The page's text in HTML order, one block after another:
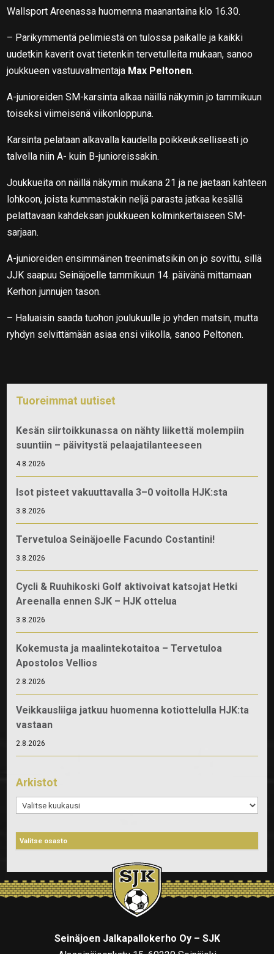
Wallsport Areenassa huomenna maanantaina klo 16.30.
– Parikymmentä pelimiestä on tulossa paikalle ja kaikki
uudetkin kaverit ovat tietenkin tervetulleita mukaan, sanoo
joukkueen vastuuvalmentaja Max Peltonen.
A-junioreiden SM-karsinta alkaa näillä näkymin jo tammikuun
toiseksi viimeisenä viikonloppuna.
Karsinta pelataan alkavalla kaudella poikkeuksellisesti jo
talvella niin A- kuin B-junioreissakin.
Joukkueita on näillä näkymin mukana 21 ja ne jaetaan kahteen
lohkoon, joista kummastakin neljä parasta jatkaa kesällä
pelattavaan kahdeksan joukkueen kolminkertaiseen SM-
sarjaan.
A-junioreiden ensimmäinen treenimatsikin on jo sovittu, sillä
JJK saapuu Seinäjoelle tammikuun 14. päivänä mittamaan
Kerhon junnujen tason.
– Haluaisin saada tuohon joulukuulle jo yhden matsin, mutta
ryhdyn selvittämään asiaa ensi viikolla, sanoo Peltonen.
Tuoreimmat uutiset
Kesän siirtoikkunassa on nähty liikettä molempiin
suuntiin – päivitystä pelaajatilanteeseen
4.8.2026
Isot pisteet vakuuttavalla 3–0 voitolla HJK:sta
3.8.2026
Tervetuloa Seinäjoelle Facundo Costantini!
3.8.2026
Cycli & Ruuhikoski Golf aktivoivat katsojat Hetki
Areenalla ennen SJK – HJK ottelua
3.8.2026
Kokemusta ja maalintekotaitoa – Tervetuloa
Apostolos Vellios
2.8.2026
Veikkausliiga jatkuu huomenna kotiottelulla HJK:ta
vastaan
2.8.2026
Arkistot
Arkistot
Seinäjoen Jalkapallokerho Oy – SJK